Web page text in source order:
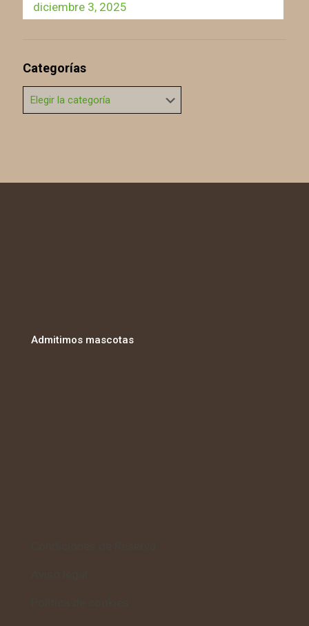
diciembre 3, 2025
Categorías
Categorías
Admitimos mascotas